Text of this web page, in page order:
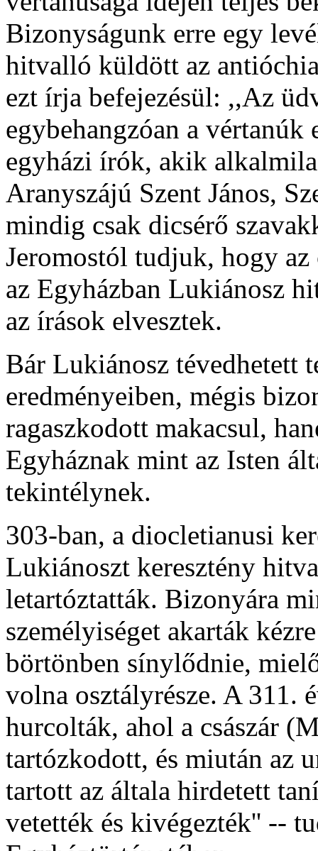
Bizonyságunk erre egy
hitvalló küldött az
ezt írja befejezésül: ,,Az
egybehangzóan a vértanúk
egyházi írók, akik
Aranyszájú Szent János,
mindig csak dicsérő
Jeromostól tudjuk, hogy
az Egyházban Lukiánosz
az írások elvesztek.
Bár Lukiánosz tévedhetett
eredményeiben, mégis
ragaszkodott makacsul,
Egyháznak mint az Isten
tekintélynek.
303-ban, a diocletianusi
Lukiánoszt keresztény
letartóztatták. Bizonyára
személyiséget akarták
börtönben sínylődnie,
volna osztályrésze. A 311.
hurcolták, ahol a császár
tartózkodott, és miután az
tartott az általa hirdetett
vetették és kivégezték'' --